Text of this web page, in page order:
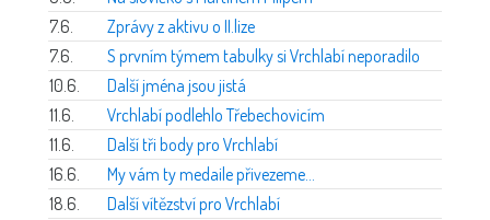
7.6.
Zprávy z aktivu o II.lize
7.6.
S prvním týmem tabulky si Vrchlabí neporadilo
10.6.
Další jména jsou jistá
11.6.
Vrchlabí podlehlo Třebechovicím
11.6.
Další tři body pro Vrchlabí
16.6.
My vám ty medaile přivezeme…
18.6.
Další vítězství pro Vrchlabí